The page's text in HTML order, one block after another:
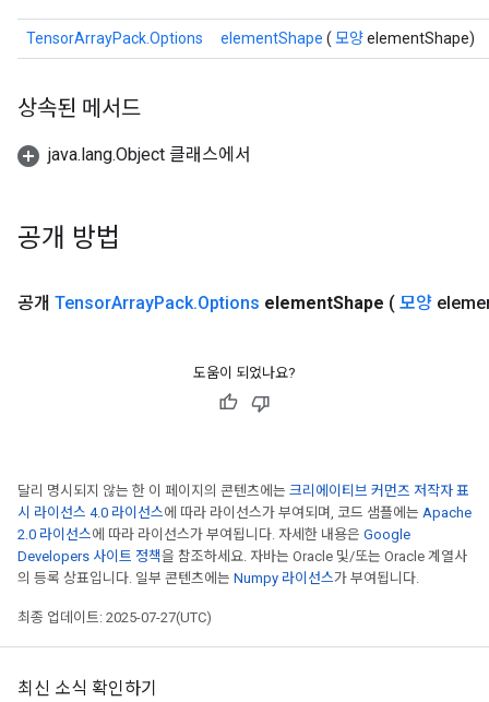
TensorArrayPack.Options elementShape ( 모양elementShape)
상속된 메서드
java.lang.Object 클래스에서
공개 방법
공개 TensorArrayPack.Options elementShape ( 모양
도움이 되었나요?
달리 명시되지 않는 한 이 페이지의 콘텐츠에는 크리에이티브 커먼즈 저작자 표
시 라이선스 4.0 라이선스에 따라 라이선스가 부여되며, 코드 샘플에는 Apache
2.0 라이선스에 따라 라이선스가 부여됩니다. 자세한 내용은 Google
Developers 사이트 정책을 참조하세요. 자바는 Oracle 및/또는 Oracle 계열사
의 등록 상표입니다. 일부 콘텐츠에는 Numpy 라이선스가 부여됩니다.
최종 업데이트: 2025-07-27(UTC)
최신 소식 확인하기